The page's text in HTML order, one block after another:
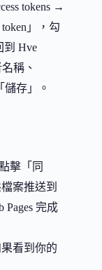
tokens →
token」，勾
到 Hve
稱、
儲存」。
擊「同
案推送到
Pages 完成
果看到你的